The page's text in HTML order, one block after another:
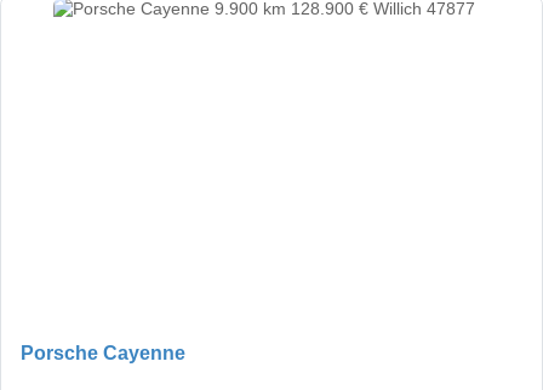
Porsche Cayenne